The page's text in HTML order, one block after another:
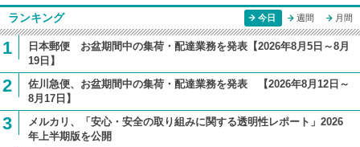
ランキング 今日 週間 月間
1
日本郵便 お盆期間中の集荷・配達業務を発表【2026年8月5日～8月
19日】
2
佐川急便、お盆期間中の集荷・配達業務を発表 【2026年8月12日～
8月17日】
3
メルカリ、「安心・安全の取り組みに関する透明性レポート」2026
年上半期版を公開